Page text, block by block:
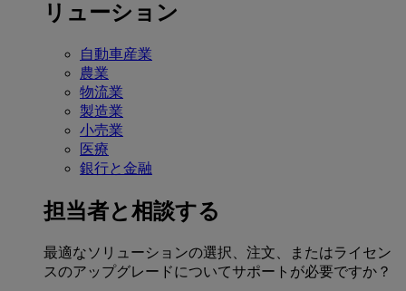
リューション
自動車産業
農業
物流業
製造業
小売業
医療
銀行と金融
担当者と相談する
最適なソリューションの選択、注文、またはライセン
スのアップグレードについてサポートが必要ですか？